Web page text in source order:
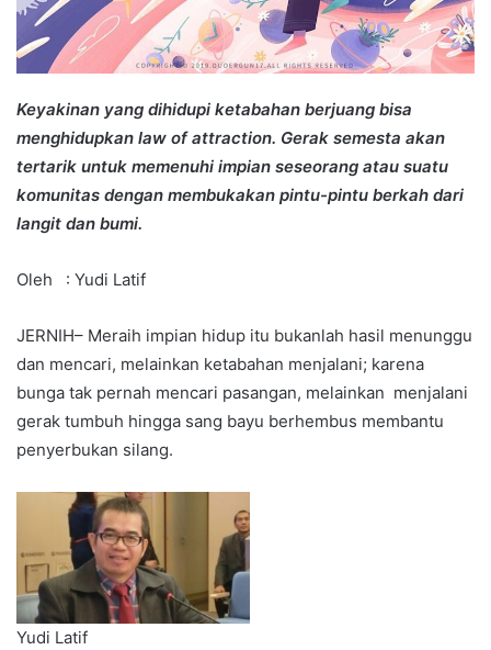
Keyakinan yang dihidupi ketabahan berjuang bisa
menghidupkan law of attraction. Gerak semesta akan
tertarik untuk memenuhi impian seseorang atau suatu
komunitas dengan membukakan pintu-pintu berkah dari
langit dan bumi.
Oleh : Yudi Latif
JERNIH– Meraih impian hidup itu bukanlah hasil menunggu
dan mencari, melainkan ketabahan menjalani; karena
bunga tak pernah mencari pasangan, melainkan menjalani
gerak tumbuh hingga sang bayu berhembus membantu
penyerbukan silang.
Yudi Latif